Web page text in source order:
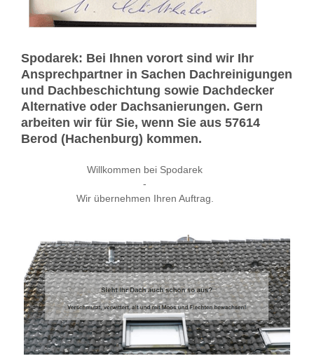
Spodarek: Bei Ihnen vorort sind wir Ihr
Ansprechpartner in Sachen Dachreinigungen
und Dachbeschichtung sowie Dachdecker
Alternative oder Dachsanierungen. Gern
arbeiten wir für Sie, wenn Sie aus 57614
Berod (Hachenburg) kommen.
Willkommen bei Spodarek
-
Wir übernehmen Ihren Auftrag.